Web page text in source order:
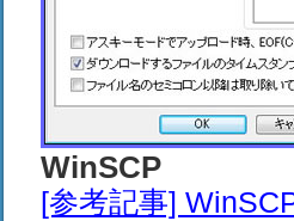
WinSCP
[参考記事]